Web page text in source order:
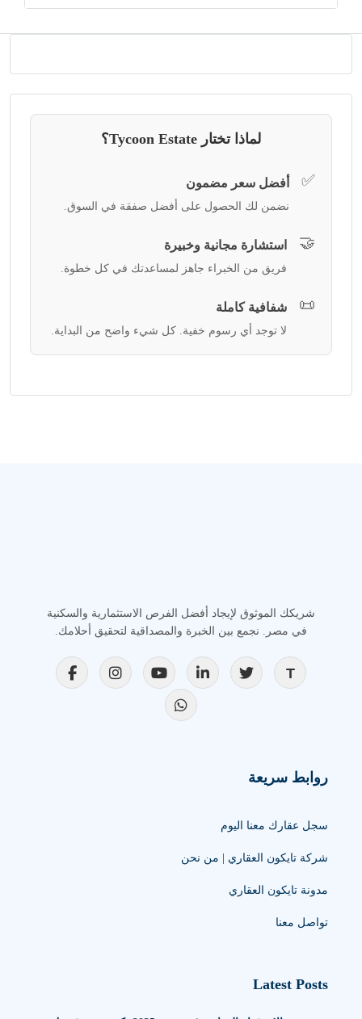
لماذا تختار Tycoon Estate؟
✅ أفضل سعر مضمون
نضمن لك الحصول على أفضل صفقة في السوق.
🤝 استشارة مجانية وخبيرة
فريق من الخبراء جاهز لمساعدتك في كل خطوة.
📜 شفافية كاملة
لا توجد أي رسوم خفية. كل شيء واضح من البداية.
شريكك الموثوق لإيجاد أفضل الفرص الاستثمارية والسكنية
في مصر. نجمع بين الخبرة والمصداقية لتحقيق أحلامك.
روابط سريعة
سجل عقارك معنا اليوم
شركة تايكون العقاري | من نحن
مدونة تايكون العقاري
تواصل معنا
Latest Posts